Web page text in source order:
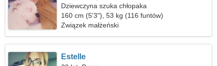
Dziewczyna szuka chłopaka
160 cm (5'3"), 53 kg (116 funtów)
Związek małżeński
Estelle